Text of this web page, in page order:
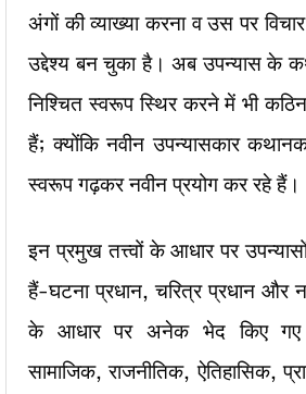
अंगों की व्याख्या करना व उस पर
उद्देश्य बन चुका है। अब उपन्यास के
निश्चित स्वरूप स्थिर करने में भी
हैं; क्योंकि नवीन उपन्यासकार
स्वरूप गढ़कर नवीन प्रयोग कर रहे हैं।
इन प्रमुख तत्त्वों के आधार पर
हैं-घटना प्रधान, चरित्र प्रधान और
के आधार पर अनेक भेद किए गए
सामाजिक, राजनीतिक, ऐतिहासिक,